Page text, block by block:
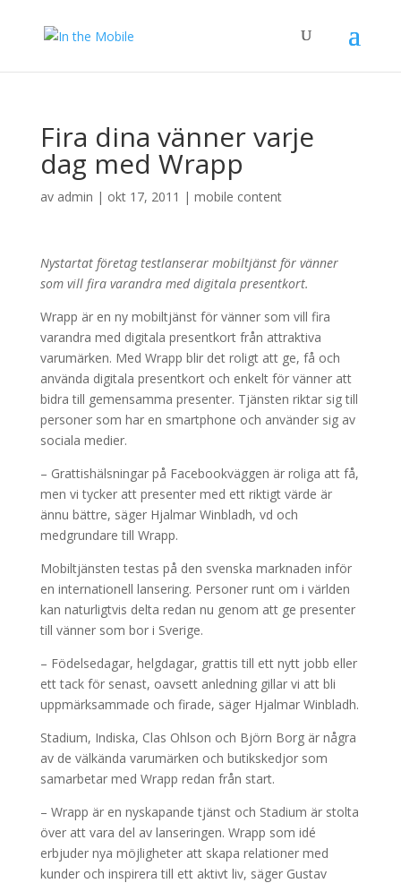
Fira dina vänner varje
dag med Wrapp
av admin | okt 17, 2011 | mobile content
Nystartat företag testlanserar mobiltjänst för vänner
som vill fira varandra med digitala presentkort.
Wrapp är en ny mobiltjänst för vänner som vill fira
varandra med digitala presentkort från attraktiva
varumärken. Med Wrapp blir det roligt att ge, få och
använda digitala presentkort och enkelt för vänner att
bidra till gemensamma presenter. Tjänsten riktar sig till
personer som har en smartphone och använder sig av
sociala medier.
– Grattishälsningar på Facebookväggen är roliga att få,
men vi tycker att presenter med ett riktigt värde är
ännu bättre, säger Hjalmar Winbladh, vd och
medgrundare till Wrapp.
Mobiltjänsten testas på den svenska marknaden inför
en internationell lansering. Personer runt om i världen
kan naturligtvis delta redan nu genom att ge presenter
till vänner som bor i Sverige.
– Födelsedagar, helgdagar, grattis till ett nytt jobb eller
ett tack för senast, oavsett anledning gillar vi att bli
uppmärksammade och firade, säger Hjalmar Winbladh.
Stadium, Indiska, Clas Ohlson och Björn Borg är några
av de välkända varumärken och butikskedjor som
samarbetar med Wrapp redan från start.
– Wrapp är en nyskapande tjänst och Stadium är stolta
över att vara del av lanseringen. Wrapp som idé
erbjuder nya möjligheter att skapa relationer med
kunder och inspirera till ett aktivt liv, säger Gustav